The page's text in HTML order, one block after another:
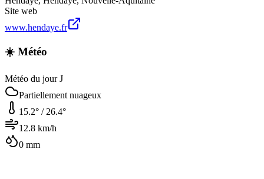
Site web
www.hendaye.fr
☀️ Météo
Météo du jour J
Partiellement nuageux
15.2° / 26.4°
12.8 km/h
0 mm